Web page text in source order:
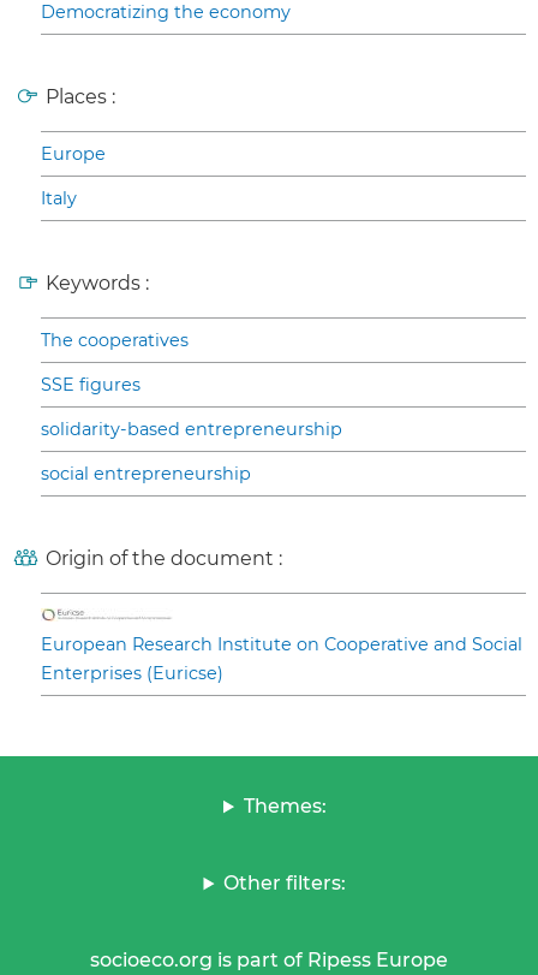
Democratizing the economy
Places :
Europe
Italy
Keywords :
The cooperatives
SSE figures
solidarity-based entrepreneurship
social entrepreneurship
Origin of the document :
European Research Institute on Cooperative and Social
Enterprises (Euricse)
Themes:
Other filters:
socioeco.org is part of Ripess Europe